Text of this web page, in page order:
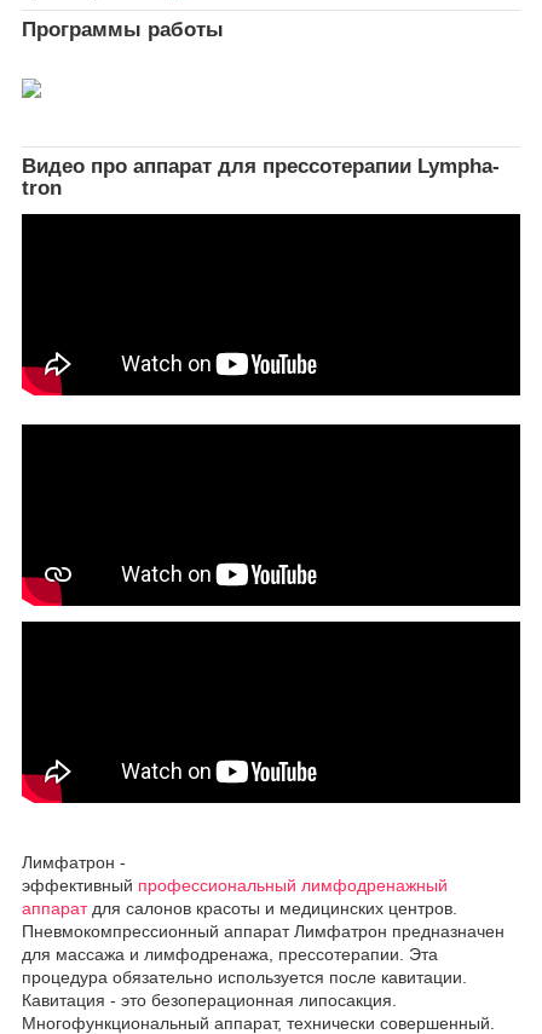
Программы работы
Видео про аппарат для прессотерапии Lympha-
tron
Лимфатрон -
эффективный профессиональный лимфодренажный
аппаратдля салонов красоты и медицинских центров.
Пневмокомпрессионный аппарат Лимфатрон предназначен
для массажа и лимфодренажа, прессотерапии. Эта
процедура обязательно используется после кавитации.
Кавитация - это безоперационная липосакция.
Многофункциональный аппарат, технически совершенный.